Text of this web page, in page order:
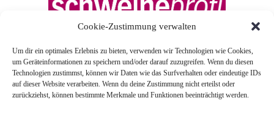
Cookie-Zustimmung verwalten
Um dir ein optimales Erlebnis zu bieten, verwenden wir Technologien wie Cookies,
um Geräteinformationen zu speichern und/oder darauf zuzugreifen. Wenn du diesen
Technologien zustimmst, können wir Daten wie das Surfverhalten oder eindeutige IDs
auf dieser Website verarbeiten. Wenn du deine Zustimmung nicht erteilst oder
zurückziehst, können bestimmte Merkmale und Funktionen beeinträchtigt werden.